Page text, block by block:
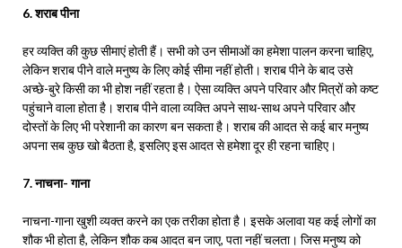
6. शराब पीना
हर व्यक्ति की कुछ सीमाएं होती हैं। सभी को उन सीमाओं का हमेशा पालन करना चाहिए,
लेकिन शराब पीने वाले मनुष्य के लिए कोई सीमा नहीं होती। शराब पीने के बाद उसे
अच्छे-बुरे किसी का भी होश नहीं रहता है। ऐसा व्यक्ति अपने परिवार और मित्रों को कष्ट
पहुंचाने वाला होता है। शराब पीने वाला व्यक्ति अपने साथ-साथ अपने परिवार और
दोस्तों के लिए भी परेशानी का कारण बन सकता है। शराब की आदत से कई बार मनुष्य
अपना सब कुछ खो बैठता है, इसलिए इस आदत से हमेशा दूर ही रहना चाहिए।
7. नाचना- गाना
नाचना-गाना खुशी व्यक्त करने का एक तरीका होता है। इसके अलावा यह कई लोगों का
शौक भी होता है, लेकिन शौक कब आदत बन जाए, पता नहीं चलता। जिस मनुष्य को